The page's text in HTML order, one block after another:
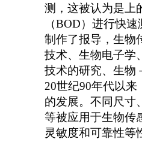
测，这被认为是上
（BOD）进行快
制作了报导，生物
技术、生物电子学
技术的研究、生物
20世纪90年代以
的发展。不同尺寸
等被应用于生物传
灵敏度和可靠性等